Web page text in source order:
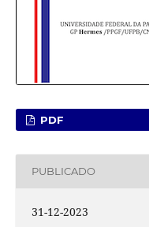
PDF
PUBLICADO
31-12-2023